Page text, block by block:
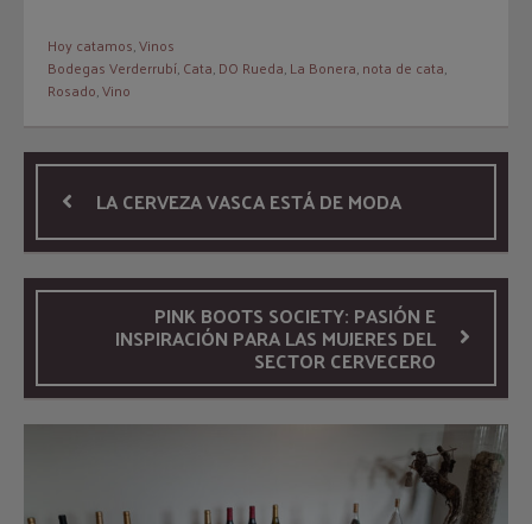
Hoy catamos,Vinos
Bodegas Verderrubí,Cata,DO Rueda,La Bonera,nota de cata,
Rosado,Vino
LA CERVEZA VASCA ESTÁ DE MODA
PINK BOOTS SOCIETY: PASIÓN E
INSPIRACIÓN PARA LAS MUJERES DEL
SECTOR CERVECERO